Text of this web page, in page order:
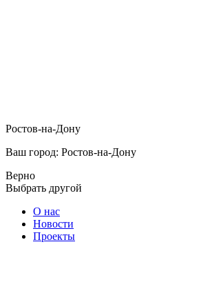
Ростов-на-Дону
Ваш город: Ростов-на-Дону
Верно
Выбрать другой
О нас
Новости
Проекты